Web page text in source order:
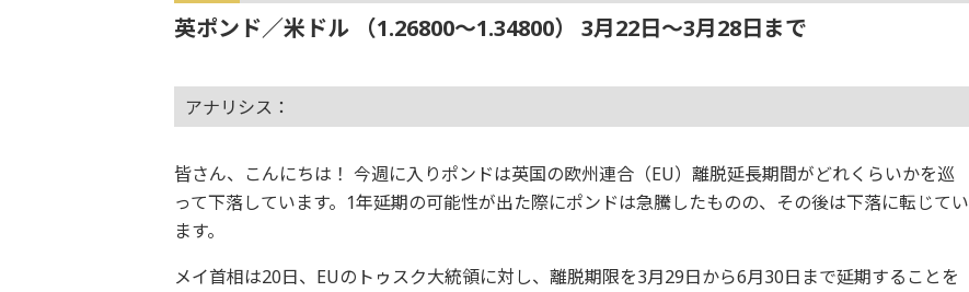
英ポンド／米ドル （1.26800〜1.34800） 3月22日〜3月28日まで
アナリシス：
皆さん、こんにちは！ 今週に入りポンドは英国の欧州連合（EU）離脱延長期間がどれくらいかを巡
って下落しています。1年延期の可能性が出た際にポンドは急騰したものの、その後は下落に転じてい
ます。
メイ首相は20日、EUのトゥスク大統領に対し、離脱期限を3月29日から6月30日まで延期することを